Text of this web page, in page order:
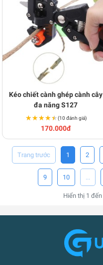
Kéo chiết cành ghép cành cây
đa năng S127
★★★★★
★★★★★(10 đánh giá)
170.000đ
Hiển thị 1 đến
1 2
9 10 ...